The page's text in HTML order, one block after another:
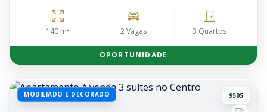
140 m² 2 Vagas 3 Quartos
OPORTUNIDADE
MOBILIADO E DECORADO 9505